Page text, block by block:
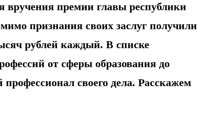
вручения премии главы республики
признания своих заслуг получили
рублей каждый. В списке
от сферы образования до
своего дела. Расскажем